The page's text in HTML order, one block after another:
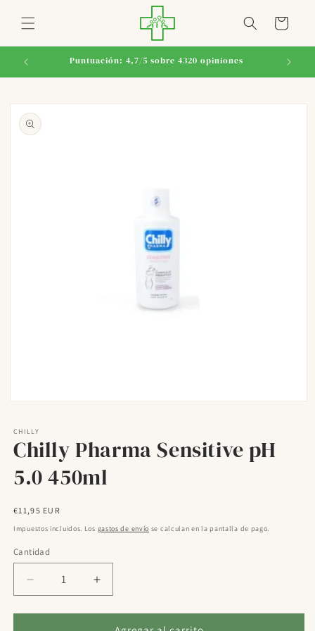
directamente
al contenido
Carrito
Puntuación: 4,7/5 sobre 4320 opiniones
a la
información
multimedia
1
en
una
ventana
modal
CHILLY
Chilly Pharma Sensitive pH
5.0 450ml
Precio
habitual
€11,95 EUR
Impuestos incluidos. Los gastos de envío se calculan en la pantalla de pago.
Cantidad
Reducir
cantidad
para
Aumentar
cantidad
para